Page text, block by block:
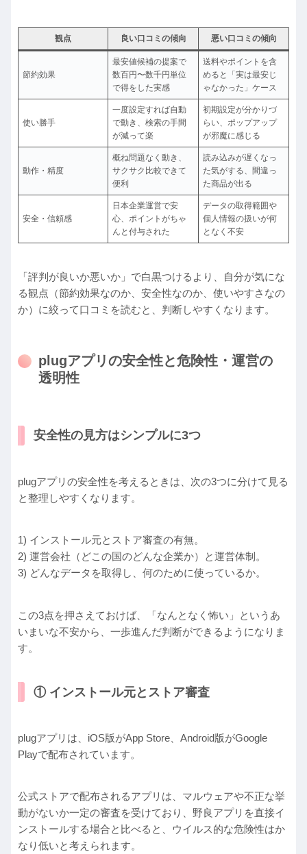
観点 良い口コミの傾向 悪い口コミの傾向
節約効果
最安値候補の提案で
数百円〜数千円単位
で得をした実感
送料やポイントを含
めると「実は最安じ
ゃなかった」ケース
使い勝手
一度設定すれば自動
で動き、検索の手間
が減って楽
初期設定が分かりづ
らい、ポップアップ
が邪魔に感じる
動作・精度
概ね問題なく動き、
サクサク比較できて
便利
読み込みが遅くなっ
た気がする、間違っ
た商品が出る
安全・信頼感
日本企業運営で安
心、ポイントがちゃ
んと付与された
データの取得範囲や
個人情報の扱いが何
となく不安
「評判が良いか悪いか」で白黒つけるより、自分が気にな
る観点（節約効果なのか、安全性なのか、使いやすさなの
か）に絞って口コミを読むと、判断しやすくなります。
plugアプリの安全性と危険性・運営の
透明性
安全性の見方はシンプルに3つ
plugアプリの安全性を考えるときは、次の3つに分けて見る
と整理しやすくなります。
1) インストール元とストア審査の有無。
2) 運営会社（どこの国のどんな企業か）と運営体制。
3) どんなデータを取得し、何のために使っているか。
この3点を押さえておけば、「なんとなく怖い」というあ
いまいな不安から、一歩進んだ判断ができるようになりま
す。
① インストール元とストア審査
plugアプリは、iOS版がApp Store、Android版がGoogle
Playで配布されています。
公式ストアで配布されるアプリは、マルウェアや不正な挙
動がないか一定の審査を受けており、野良アプリを直接イ
ンストールする場合と比べると、ウイルス的な危険性はか
なり低いと考えられます。